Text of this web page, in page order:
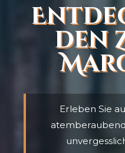
den
Erleben Sie